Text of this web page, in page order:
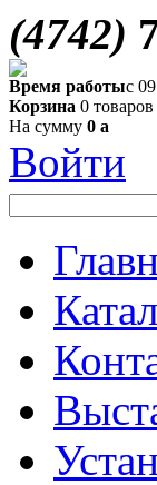
(4742)
Время работыс
Корзина 0 товаров
На сумму 0 a
Войти